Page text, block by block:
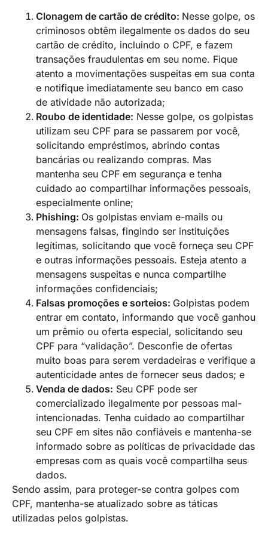
Clonagem de cartão de crédito: Nesse golpe, os
criminosos obtêm ilegalmente os dados do seu
cartão de crédito, incluindo o CPF, e fazem
transações fraudulentas em seu nome. Fique
atento a movimentações suspeitas em sua conta
e notifique imediatamente seu banco em caso
de atividade não autorizada;
Roubo de identidade: Nesse golpe, os golpistas
utilizam seu CPF para se passarem por você,
solicitando empréstimos, abrindo contas
bancárias ou realizando compras. Mas
mantenha seu CPF em segurança e tenha
cuidado ao compartilhar informações pessoais,
especialmente online;
Phishing: Os golpistas enviam e-mails ou
mensagens falsas, fingindo ser instituições
legítimas, solicitando que você forneça seu CPF
e outras informações pessoais. Esteja atento a
mensagens suspeitas e nunca compartilhe
informações confidenciais;
Falsas promoções e sorteios: Golpistas podem
entrar em contato, informando que você ganhou
um prêmio ou oferta especial, solicitando seu
CPF para “validação”. Desconfie de ofertas
muito boas para serem verdadeiras e verifique a
autenticidade antes de fornecer seus dados; e
Venda de dados: Seu CPF pode ser
comercializado ilegalmente por pessoas mal-
intencionadas. Tenha cuidado ao compartilhar
seu CPF em sites não confiáveis e mantenha-se
informado sobre as políticas de privacidade das
empresas com as quais você compartilha seus
dados.
Sendo assim, para proteger-se contra golpes com
CPF, mantenha-se atualizado sobre as táticas
utilizadas pelos golpistas.